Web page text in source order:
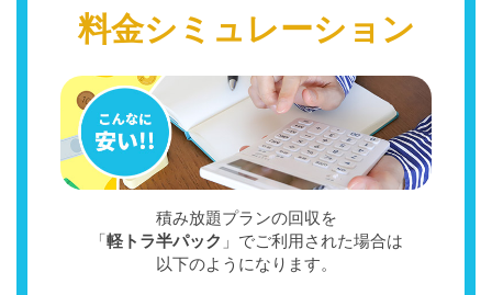
料金シミュレーション
積み放題プランの回収を
「軽トラ半パック 」でご利用された場合は
以下のようになります。